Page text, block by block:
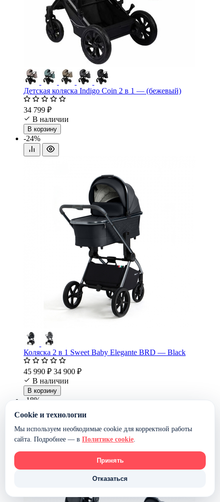
Детская коляска Indigo Coin 2 в 1 — (бежевый)
34 799 ₽
В наличии
В корзину
-24%
Коляска 2 в 1 Sweet Baby Elegante BRD — Black
45 990 ₽ 34 900 ₽
В наличии
В корзину
-18%
Cookie и технологии
Мы используем необходимые cookie для корректной работы
сайта. Подробнее — в Политике cookie.
Принять
Отказаться